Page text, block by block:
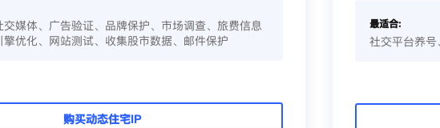
媒体、广告验证、品牌保护、市场调查、旅费信息
优化、网站测试、收集股市数据、邮件保护
购买动态住宅IP
最适合:
社交平台养